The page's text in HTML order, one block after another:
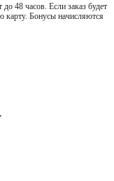
48 часов. Если заказ будет
карту. Бонусы начисляются